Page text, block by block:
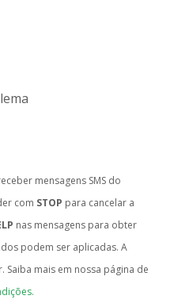
mensagens SMS do
com STOP para cancelar a
nas mensagens para obter
podem ser aplicadas. A
mais em nossa página de